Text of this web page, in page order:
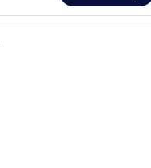
Ein Zimmer in einer Holzhütte